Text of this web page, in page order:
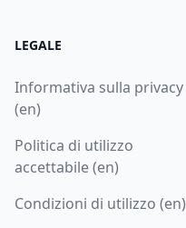
LEGALE
Informativa sulla privacy
(en)
Politica di utilizzo
accettabile (en)
Condizioni di utilizzo (en)